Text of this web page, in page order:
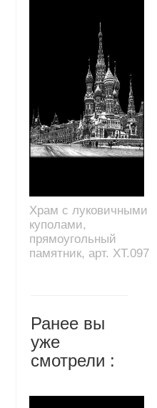
Храм с луковичными
куполами,
прямоугольный
памятник, арт. XT.097
Ранее вы
уже
смотрели :